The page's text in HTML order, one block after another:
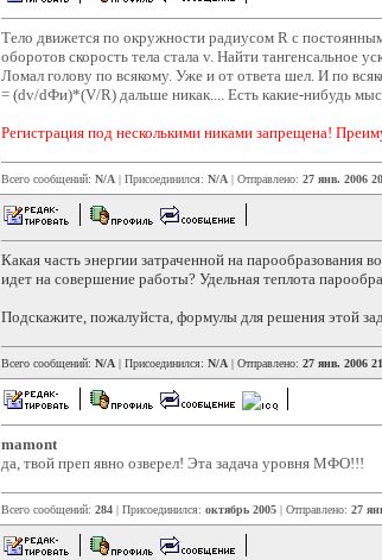
Тело движется по окружности радиусом R с
оборотов скорость тела стала v. Найти тангенсальное
Ломал голову по всякому. Уже и от ответа шел. И по
= (dv/dФи)*(V/R) дальше никак.... Есть какие-нибудь
Регистрация под несколькими никами запрещена!
Всего сообщений: N/A | Присоединился: N/A | Отправлено: 27 янв. 2006
Какая часть энергии затраченной на парообразования
идет на совершение работы? Удельная теплота
Подскажите, пожалуйста, формулы для решения этой
Всего сообщений: N/A | Присоединился: N/A | Отправлено: 27 янв. 2006
mamont
да, твой преп явно озверел! Эта задача уровня МФО!!!
Всего сообщений: 284 | Присоединился: октябрь 2005 | Отправлено: 27